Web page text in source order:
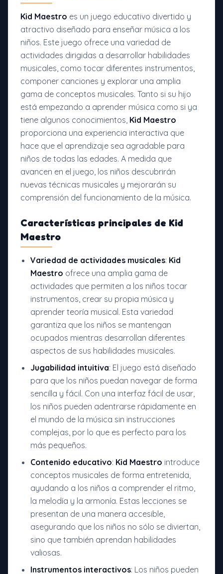
Kid Maestro es un juego educativo divertido y
atractivo diseñado para enseñar música a los
niños. Este juego ofrece una variedad de
actividades dirigidas a desarrollar habilidades
musicales, como tocar diferentes instrumentos,
componer canciones y explorar una amplia
gama de conceptos musicales. Tanto si su hijo
está empezando a aprender música como si ya
tiene algunos conocimientos, Kid Maestro
proporciona una experiencia interactiva que
hace que el aprendizaje sea agradable para
niños de todas las edades. A medida que
avancen en el juego, los niños descubrirán
nuevas técnicas musicales y mejorarán su
comprensión del funcionamiento de la música.
Características principales de Kid
Maestro
Variedad de actividades musicales: Kid
Maestro ofrece una amplia gama de
actividades que permiten a los niños tocar
instrumentos, crear su propia música y
aprender teoría musical. Esta variedad
garantiza que los niños se mantengan
ocupados mientras desarrollan diferentes
aspectos de sus habilidades musicales.
Jugabilidad intuitiva: El juego está diseñado
para que los niños puedan navegar de forma
sencilla y fácil. Con una interfaz fácil de usar,
los niños pueden adentrarse rápidamente en
el mundo de la música sin instrucciones
complejas, por lo que es perfecto para los
más pequeños.
Contenido educativo: Kid Maestro introduce
conceptos musicales de forma entretenida,
ayudando a los niños a comprender el ritmo,
la melodía y la armonía. Estas lecciones se
presentan de una manera accesible,
asegurando que los niños no sólo se diviertan,
sino que también aprendan habilidades
valiosas.
Instrumentos interactivos: Los niños pueden